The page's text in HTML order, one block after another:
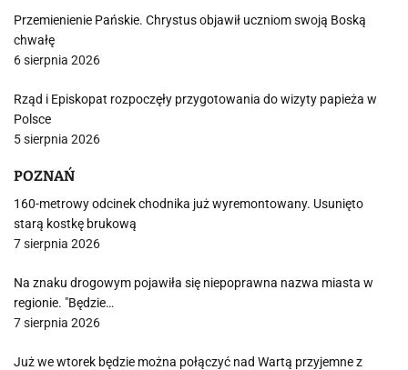
Przemienienie Pańskie. Chrystus objawił uczniom swoją Boską
chwałę
6 sierpnia 2026
Rząd i Episkopat rozpoczęły przygotowania do wizyty papieża w
Polsce
5 sierpnia 2026
POZNAŃ
160-metrowy odcinek chodnika już wyremontowany. Usunięto
starą kostkę brukową
7 sierpnia 2026
Na znaku drogowym pojawiła się niepoprawna nazwa miasta w
regionie. "Będzie…
7 sierpnia 2026
Już we wtorek będzie można połączyć nad Wartą przyjemne z